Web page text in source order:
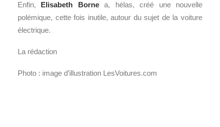
Enfin, Elisabeth Bornea, hélas, créé une nouvelle
polémique, cette fois inutile, autour du sujet de la voiture
électrique.
La rédaction
Photo : image d’illustration LesVoitures.com